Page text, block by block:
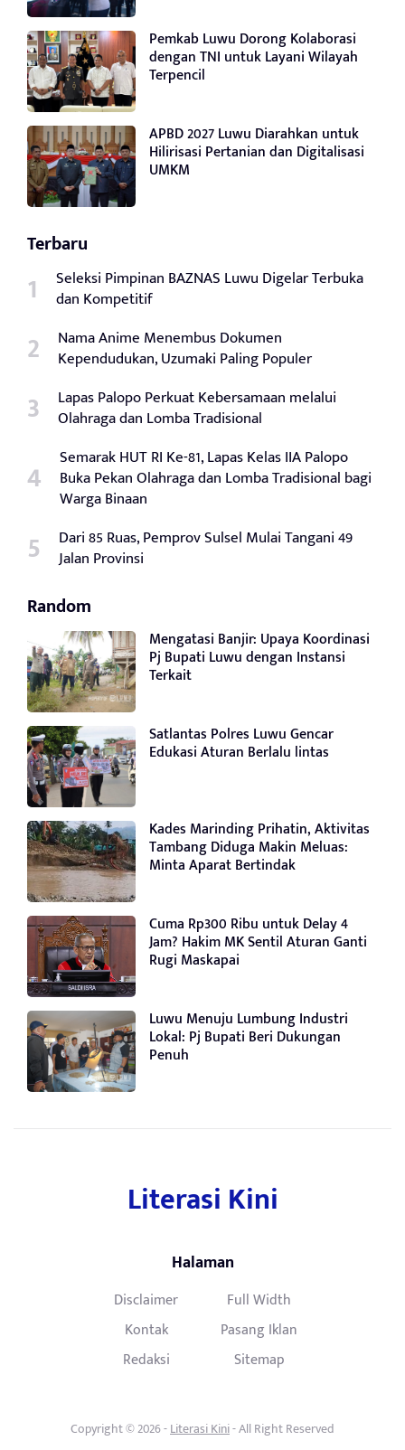
Pemkab Luwu Dorong Kolaborasi
dengan TNI untuk Layani Wilayah
Terpencil
APBD 2027 Luwu Diarahkan untuk
Hilirisasi Pertanian dan Digitalisasi
UMKM
Terbaru
Seleksi Pimpinan BAZNAS Luwu Digelar Terbuka
dan Kompetitif
Nama Anime Menembus Dokumen
Kependudukan, Uzumaki Paling Populer
Lapas Palopo Perkuat Kebersamaan melalui
Olahraga dan Lomba Tradisional
Semarak HUT RI Ke-81, Lapas Kelas IIA Palopo
Buka Pekan Olahraga dan Lomba Tradisional bagi
Warga Binaan
Dari 85 Ruas, Pemprov Sulsel Mulai Tangani 49
Jalan Provinsi
Random
Mengatasi Banjir: Upaya Koordinasi
Pj Bupati Luwu dengan Instansi
Terkait
Satlantas Polres Luwu Gencar
Edukasi Aturan Berlalu lintas
Kades Marinding Prihatin, Aktivitas
Tambang Diduga Makin Meluas:
Minta Aparat Bertindak
Cuma Rp300 Ribu untuk Delay 4
Jam? Hakim MK Sentil Aturan Ganti
Rugi Maskapai
Luwu Menuju Lumbung Industri
Lokal: Pj Bupati Beri Dukungan
Penuh
Literasi Kini
Halaman
Disclaimer
Full Width
Kontak
Pasang Iklan
Redaksi
Sitemap
Copyright © 2026 -Literasi Kini- All Right Reserved